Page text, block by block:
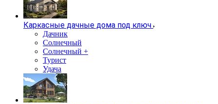
Каркасные дачные дома под ключ
Дачник
Солнечный
Солнечный +
Турист
Удача